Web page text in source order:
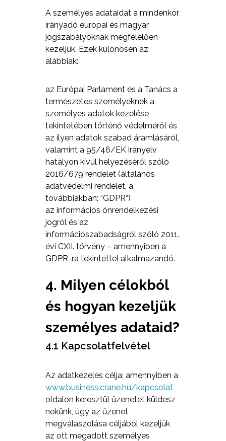
A személyes adataidat a mindenkor
irányadó európai és magyar
jogszabályoknak megfelelően
kezeljük. Ezek különösen az
alábbiak:
az Európai Parlament és a Tanács a
természetes személyeknek a
személyes adatok kezelése
tekintetében történő védelméről és
az ilyen adatok szabad áramlásáról,
valamint a 95/46/EK irányelv
hatályon kívül helyezéséről szóló
2016/679 rendelet (általános
adatvédelmi rendelet, a
továbbiakban: “GDPR“)
az információs önrendelkezési
jogról és az
információszabadságról szóló 2011.
évi CXII. törvény – amennyiben a
GDPR-ra tekintettel alkalmazandó.
4. Milyen célokból
és hogyan kezeljük
személyes adataid?
4.1 Kapcsolatfelvétel
Az adatkezelés célja: amennyiben a
www.business.crane.hu/kapcsolat
oldalon keresztül üzenetet küldesz
nekünk, úgy az üzenet
megválaszolása céljából kezeljük
az ott megadott személyes